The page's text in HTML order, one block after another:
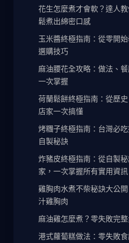
花生怎麼煮才會軟？達人
鬆煮出綿密口感
玉米醬終極指南：從零開
選購技巧
麻油腰花全攻略：做法、
一次掌握
荷蘭鬆餅終極指南：從歷
店家一次搞懂
烤糰子終極指南：台灣必
自製秘訣
炸豬皮終極指南：從自製
家，一次掌握所有實用資訊
雞胸肉水煮不柴秘訣大公
汁雞胸肉
麻油雞怎麼煮？零失敗完
港式蘿蔔糕做法：零失敗